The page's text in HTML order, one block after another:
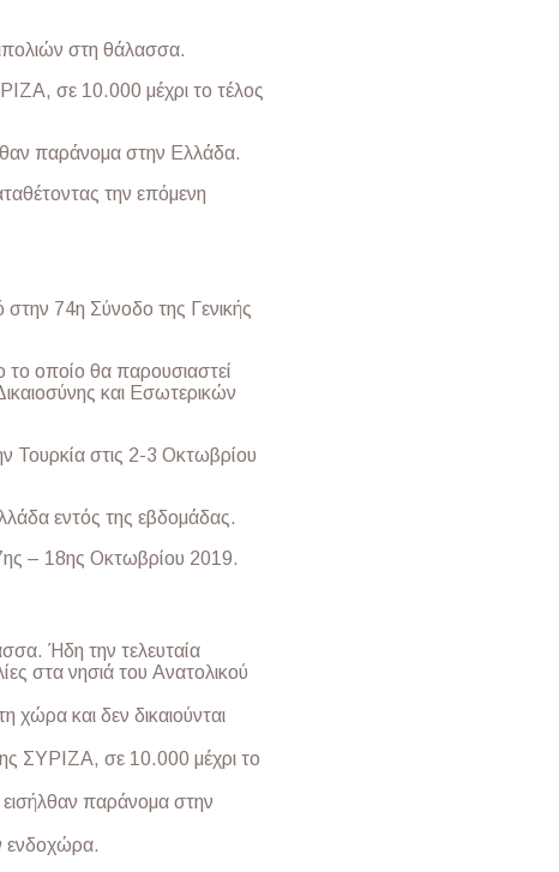
στη θάλασσα.
σε 10.000 μέχρι το τέλος
παράνομα στην Ελλάδα.
την επόμενη
74η Σύνοδο της Γενικής
το οποίο θα παρουσιαστεί
και Εσωτερικών
Τουρκία στις 2-3 Οκτωβρίου
εντός της εβδομάδας.
– 18ης Οκτωβρίου 2019.
Ήδη την τελευταία
στα νησιά του Ανατολικού
και δεν δικαιούνται
ΣΥΡΙΖΑ, σε 10.000 μέχρι το
παράνομα στην
ενδοχώρα.